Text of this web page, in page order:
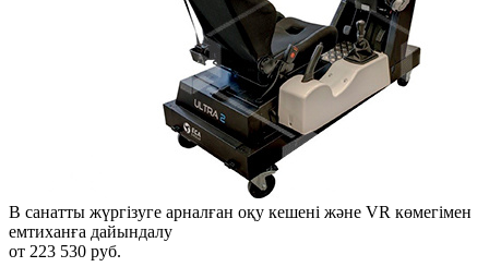
В санатты жүргізуге арналған оқу кешені және VR көмегімен
емтиханға дайындалу
от 223 530 руб.